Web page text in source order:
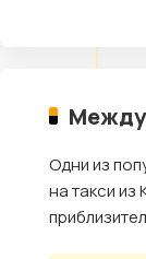
Одни из
на такси из